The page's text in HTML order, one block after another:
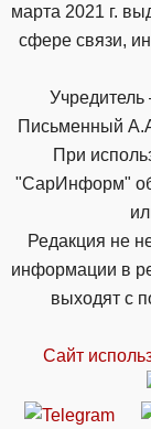
марта 2021 г.
сфере связи,
Письменный
При
"СарИнформ"
Редакция не
информации в
выходят с
Сайт